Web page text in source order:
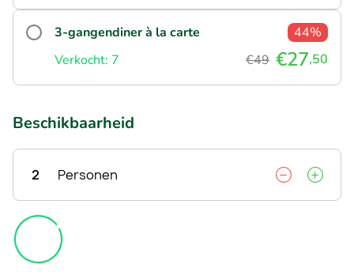
3-gangendiner à la carte
44%
Verkocht: 7
€49 €27,50
Beschikbaarheid
2 Personen